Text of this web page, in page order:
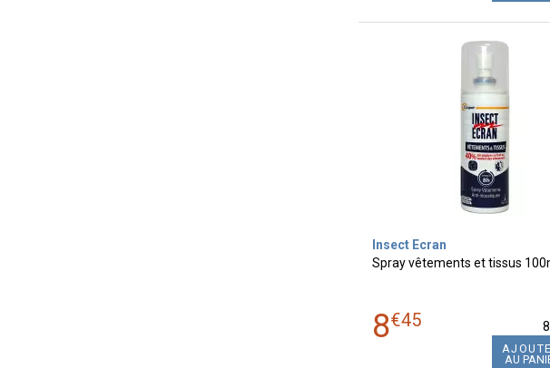
Insect Ecran
Spray vêtements et tissus
8€45
AU